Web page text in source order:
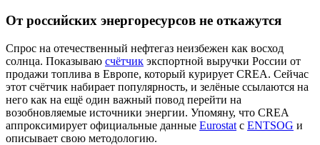
От российских энергоресурсов не откажутся
Спрос ‎на ‎отечественный ‎нефтегаз неизбежен‏ ‎как ‎восход
‎солнца. Показываю счётчик экспортной выручки России от
продажи топлива в Европе, который курирует CREA. Сейчас
этот счётчик набирает популярность, и зелёные ссылаются на
него как на ещё один важный повод перейти на
возобновляемые источники энергии. Упомяну, что CREA
аппроксимирует официальные данные Eurostat с ENTSOG и
описывает свою методологию.